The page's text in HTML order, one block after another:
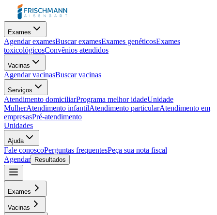
Exames
Agendar examesBuscar examesExames genéticosExames
toxicológicosConvênios atendidos
Vacinas
Agendar vacinasBuscar vacinas
Serviços
Atendimento domiciliarPrograma melhor idadeUnidade
MulherAtendimento infantilAtendimento particularAtendimento em
empresasPré-atendimento
Unidades
Ajuda
Fale conoscoPerguntas frequentesPeça sua nota fiscal
Agendar
Resultados
Exames
Vacinas